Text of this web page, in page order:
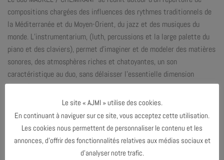
compositions chargées des influences des rythmes traditionnels de
la Méditerranée et du Moyen-Orient, du jazz et des musiques du
monde. L’instrumentarium, (luth, percussions et la large palette du
piano et des claviers), permet d’imaginer et de modeler des matières
sonores, des atmosphères riches et chatoyantes, un son
caractéristique au duo, sans délaisser l’essentielle dimension
acoustique.
Leur complicité et leur désir commun de laisser l’espace à la
musique de l’instant nourrissent le concert et la rencontre avec le
public.
Le site « AJMI » utilise des cookies.
En continuant à naviguer sur ce site, vous acceptez cette utilisation.
Les cookies nous permettent de personnaliser le contenu et les
annonces, d’offrir des fonctionnalités relatives aux médias sociaux et
d’analyser notre trafic.